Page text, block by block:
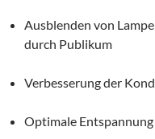
Ausblenden von
durch Publikum
Verbesserung der
Optimale Entspannung